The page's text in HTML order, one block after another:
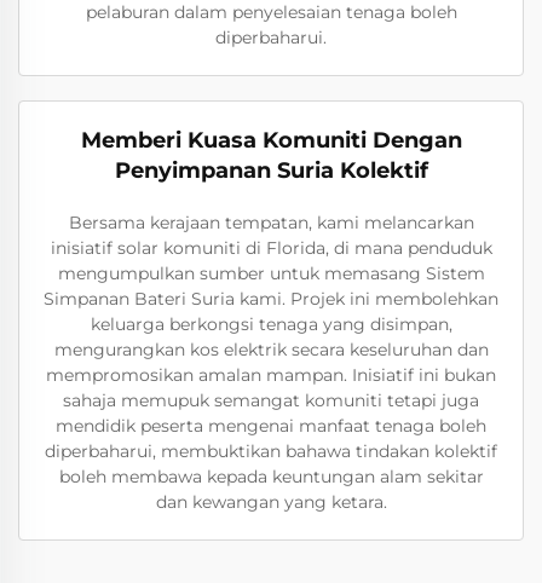
pelaburan dalam penyelesaian tenaga boleh
diperbaharui.
Memberi Kuasa Komuniti Dengan
Penyimpanan Suria Kolektif
Bersama kerajaan tempatan, kami melancarkan
inisiatif solar komuniti di Florida, di mana penduduk
mengumpulkan sumber untuk memasang Sistem
Simpanan Bateri Suria kami. Projek ini membolehkan
keluarga berkongsi tenaga yang disimpan,
mengurangkan kos elektrik secara keseluruhan dan
mempromosikan amalan mampan. Inisiatif ini bukan
sahaja memupuk semangat komuniti tetapi juga
mendidik peserta mengenai manfaat tenaga boleh
diperbaharui, membuktikan bahawa tindakan kolektif
boleh membawa kepada keuntungan alam sekitar
dan kewangan yang ketara.